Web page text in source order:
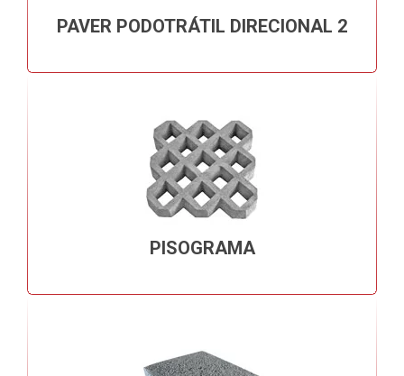
PAVER PODOTRÁTIL DIRECIONAL 2
PISOGRAMA